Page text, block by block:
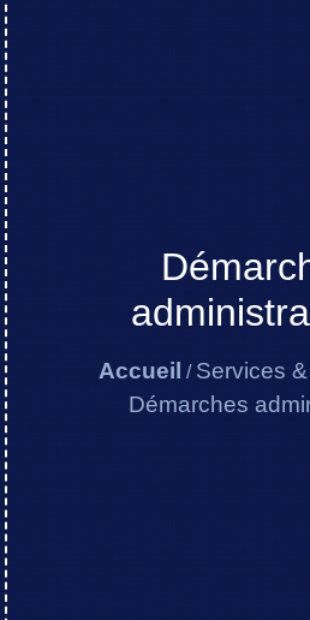
Accueil / Services
Démarches